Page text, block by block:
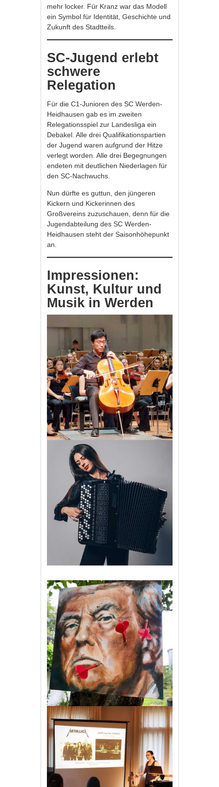
mehr locker. Für Kranz war das Modell
ein Symbol für Identität, Geschichte und
Zukunft des Stadtteils.
SC-Jugend erlebt
schwere
Relegation
Für die C1-Junioren des SC Werden-
Heidhausen gab es im zweiten
Relegationsspiel zur Landesliga ein
Debakel. Alle drei Qualifikationspartien
der Jugend waren aufgrund der Hitze
verlegt worden. Alle drei Begegnungen
endeten mit deutlichen Niederlagen für
den SC-Nachwuchs.
Nun dürfte es guttun, den jüngeren
Kickern und Kickerinnen des
Großvereins zuzuschauen, denn für die
Jugendabteilung des SC Werden-
Heidhausen steht der Saisonhöhepunkt
an.
Impressionen:
Kunst, Kultur und
Musik in Werden